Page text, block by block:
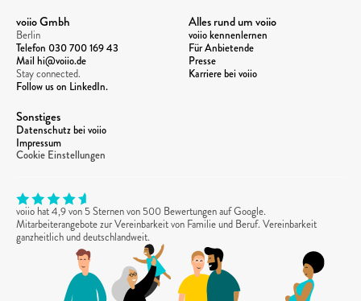
Alles rund um voiio
voiio kennenlernen
Für Anbietende
Presse
Karriere bei voiio
voiio Gmbh
Berlin
Telefon 030 700 169 43
Mail hi@voiio.de
Stay connected.
Follow us on LinkedIn.
Sonstiges
Datenschutz bei voiio
Impressum
Cookie Einstellungen
voiio hat 4,9 von 5 Sternen von 500 Bewertungen auf Google.
Mitarbeiterangebote zur Vereinbarkeit von Familie und Beruf. Vereinbarkeit
ganzheitlich und deutschlandweit.